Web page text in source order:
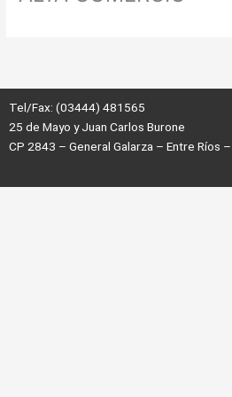
Tel/Fax: (03444) 481565
25 de Mayo y Juan Carlos Burone
CP 2843 – General Galarza – Entre Ríos